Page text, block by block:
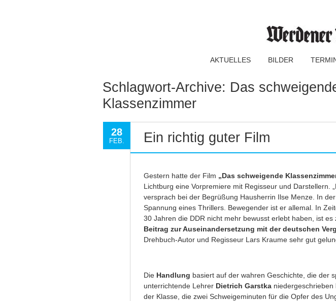
AKTUELLES BILDER
Schlagwort-Archive: Das
Klassenzimmer
28
FEB. Ein richtig guter Film
Gestern hatte der Film „Das schweigende
Lichtburg eine Vorpremiere mit Regisseur und Darstellern.
versprach bei der Begrüßung Hausherrin Ilse Menze. In
Spannung eines Thrillers. Bewegender ist er allemal. In
30 Jahren die DDR nicht mehr bewusst erlebt haben, ist es
Beitrag zur Auseinandersetzung mit der deutschen
Drehbuch-Autor und Regisseur Lars Kraume sehr gut
Die Handlung basiert auf der wahren Geschichte, die der
unterrichtende Lehrer Dietrich Garstkaniedergeschrieben
der Klasse, die zwei Schweigeminuten für die Opfer des